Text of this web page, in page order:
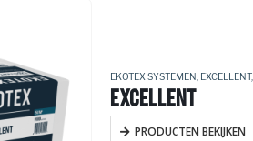
EKOTEX SYSTEMEN EXCELLENT,
EXCELLENT
PRODUCTEN BEKIJKEN